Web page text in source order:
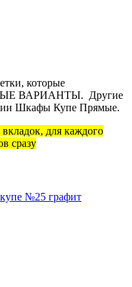
которые
ВАРИАНТЫ. Другие
Шкафы Купе Прямые.
для каждого
сразу